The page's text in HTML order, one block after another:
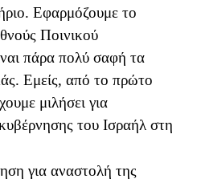
Εφαρμόζουμε το
Ποινικού
πάρα πολύ σαφή τα
Εμείς, από το πρώτο
μιλήσει για
του Ισραήλ στη
για αναστολή της